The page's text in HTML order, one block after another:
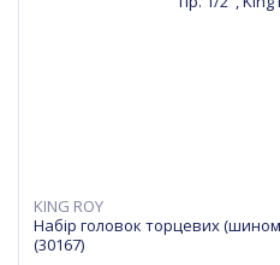
KING ROY
Набір головок торцевих
(30167)